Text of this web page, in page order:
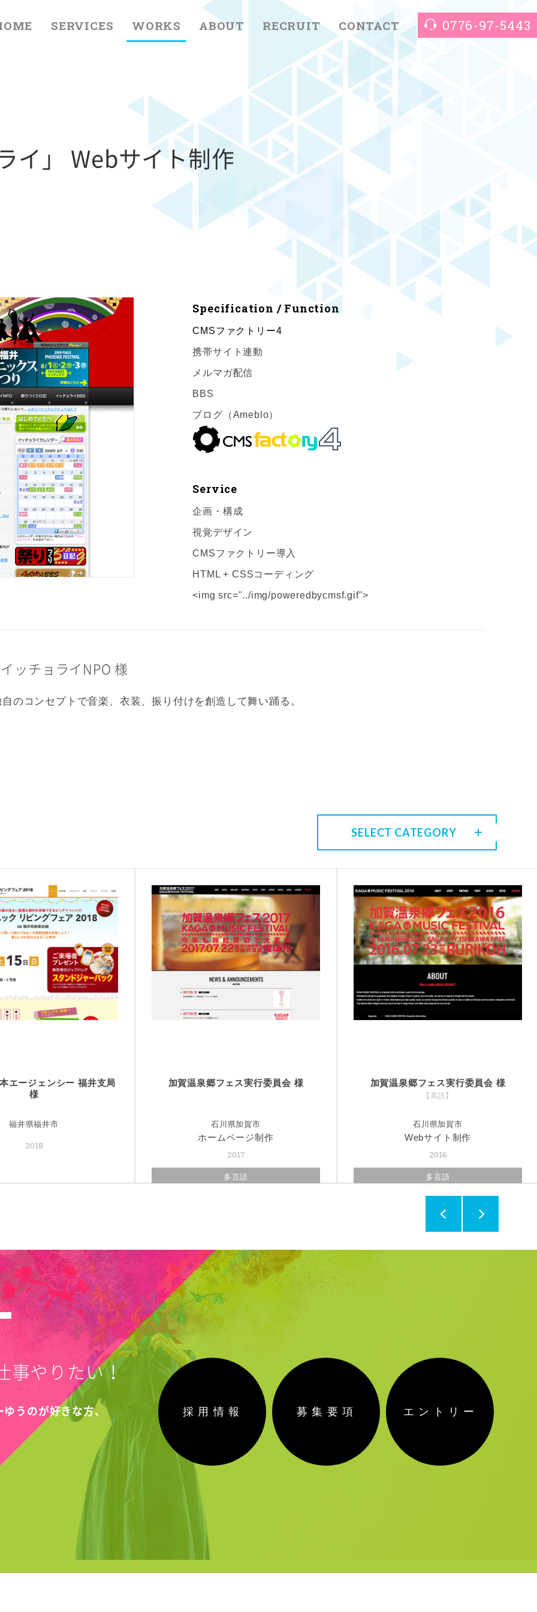
SERVICES WORKS ABOUT RECRUIT CONTACT 0776-97-5443
イ」 Webサイト制作
Specification / Function
CMSファクトリー4
携帯サイト連動
メルマガ配信
BBS
ブログ（Ameblo）
Service
企画・構成
視覚デザイン
CMSファクトリー導入
HTML + CSSコーディング
<img src="../img/poweredbycmsf.gif">
ッチョライNPO 様
のコンセプトで音楽、衣装、振り付けを創造して舞い踊る。
SELECT CATEGORY
エージェンシー 福井支局
様
福井県福井市
2018
加賀温泉郷フェス実行委員会 様
石川県加賀市
ホームページ制作
2017
多言語
加賀温泉郷フェス実行委員会 様
【英語】
石川県加賀市
Webサイト制作
2016
多言語
事やりたい！
うのが好きな方、 採用情報 募集要項 エントリー